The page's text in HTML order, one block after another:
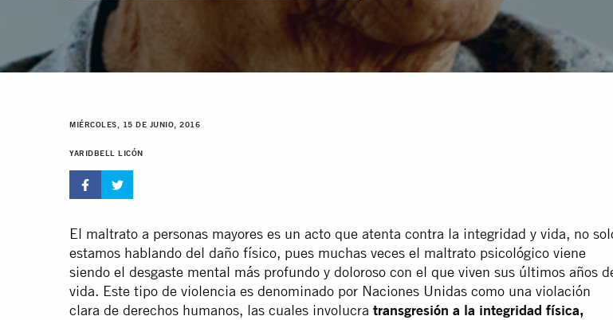
MIÉRCOLES, 15 DE JUNIO, 2016
YARIDBELL LICÓN
El maltrato a personas mayores es un acto que atenta contra la integridad y vida, no
estamos hablando del daño físico, pues muchas veces el maltrato psicológico viene
siendo el desgaste mental más profundo y doloroso con el que viven sus últimos años
vida. Este tipo de violencia es denominado por Naciones Unidas como una violación
clara de derechos humanos, las cuales involucra transgresión a la integridad física,